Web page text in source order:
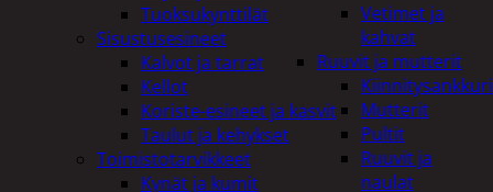
Vetimet ja
kahvat
Ruuvit ja mutterit
Mutterit
Pultit
Ruuvit ja
naulat
Tuoksukynttilät
Sisustusesineet
Kalvot ja tarrat
Kellot
Koriste-esineet ja kasvit
Taulut ja kehykset
Toimistotarvikkeet
Kynät ja kumit